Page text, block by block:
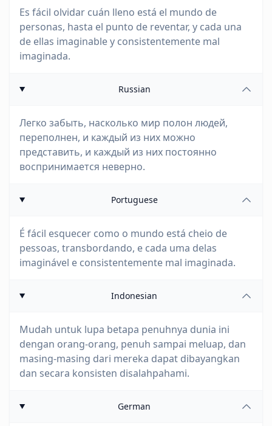
Es fácil olvidar cuán lleno está el mundo de
personas, hasta el punto de reventar, y cada una
de ellas imaginable y consistentemente mal
imaginada.
Russian
Легко забыть, насколько мир полон людей,
переполнен, и каждый из них можно
представить, и каждый из них постоянно
воспринимается неверно.
Portuguese
É fácil esquecer como o mundo está cheio de
pessoas, transbordando, e cada uma delas
imaginável e consistentemente mal imaginada.
Indonesian
Mudah untuk lupa betapa penuhnya dunia ini
dengan orang-orang, penuh sampai meluap, dan
masing-masing dari mereka dapat dibayangkan
dan secara konsisten disalahpahami.
German